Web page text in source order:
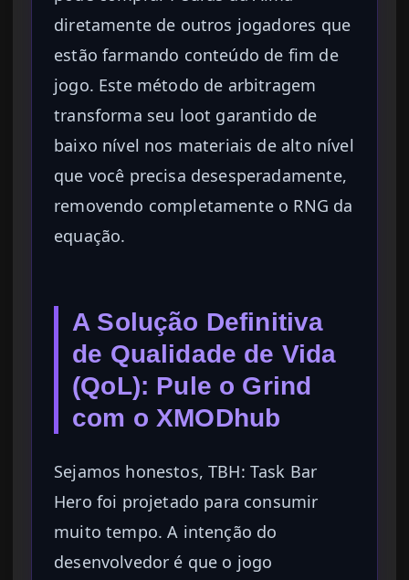
diretamente de outros jogadores que
estão farmando conteúdo de fim de
jogo. Este método de arbitragem
transforma seu loot garantido de
baixo nível nos materiais de alto nível
que você precisa desesperadamente,
removendo completamente o RNG da
equação.
A Solução Definitiva
de Qualidade de Vida
(QoL): Pule o Grind
com o XMODhub
Sejamos honestos, TBH: Task Bar
Hero foi projetado para consumir
muito tempo. A intenção do
desenvolvedor é que o jogo